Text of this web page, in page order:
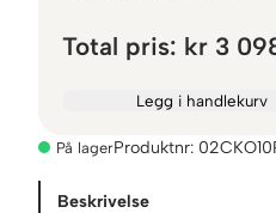
Total pris: kr 3
Legg i handlekurv
På lagerProduktnr:
Beskrivelse